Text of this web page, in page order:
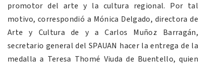
promotor del arte y la cultura regional. Por tal
motivo, correspondió a Mónica Delgado, directora de
Arte y Cultura de y a Carlos Muñoz Barragán,
secretario general del SPAUAN hacer la entrega de la
medalla a Teresa Thomé Viuda de Buentello, quien